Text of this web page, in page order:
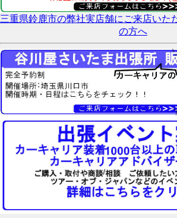
三重県鈴鹿市の弊社実店舗にご来店いた
の方へ